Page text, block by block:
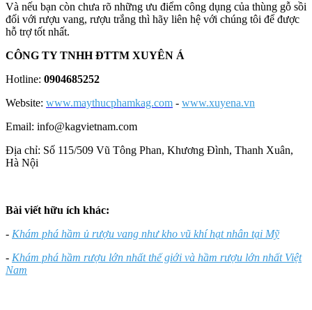
Và nếu bạn còn chưa rõ những ưu điểm công dụng của thùng gỗ sồi
đối với rượu vang, rượu trắng thì hãy liên hệ với chúng tôi để được
hỗ trợ tốt nhất.
CÔNG TY TNHH ĐTTM XUYÊN Á
Hotline: 0904685252
Website: www.maythucphamkag.com - www.xuyena.vn
Email: info@kagvietnam.com
Địa chỉ: Số 115/509 Vũ Tông Phan, Khương Đình, Thanh Xuân,
Hà Nội
Bài viết hữu ích khác:
- Khám phá hầm ủ rượu vang như kho vũ khí hạt nhân tại Mỹ
- Khám phá hầm rượu lớn nhất thế giới và hầm rượu lớn nhất Việt
Nam